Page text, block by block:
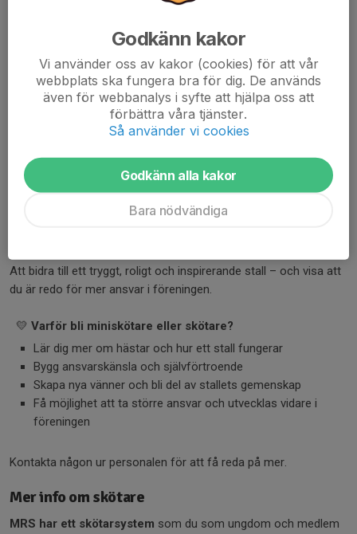
Minst 2 dagar i veckan + varannan söndag
Dina uppgifter:
Hjälpa till under lektioner, ponnyridningar och andra
Vara en förebild i stallet – både för hästar och människor
Följa ridsportens ledstjärnor:glädje, respekt, trygghet
och gemenskap
Visa omtanke mot hästar, stallmiljö och andra i stallet
Att bidra till ett tryggt, roligt och inspirerande stall – och visa att
du är redo för mer ansvar i föreningen.
💛 Varför bli miniskötare eller skötare?
Lär dig mer om hästar och hur ett stall fungerar
Bygg ansvarskänsla och självförtroende
Skapa nya vänner och bli del av stallets gemenskap
Få möjlighet att ta större ansvar och utvecklas vidare i
föreningen
Kontakta någon ur personalen för att få reda på mer.
Mer info om skötare
MRS har ett skötarsystem som du som ungdom och medlem
Godkänn kakor
Vi använder oss av kakor (cookies) för att vår
webbplats ska fungera bra för dig. De används
även för webbanalys i syfte att hjälpa oss att
förbättra våra tjänster.
Så använder vi cookies
Godkänn alla kakor
Bara nödvändiga